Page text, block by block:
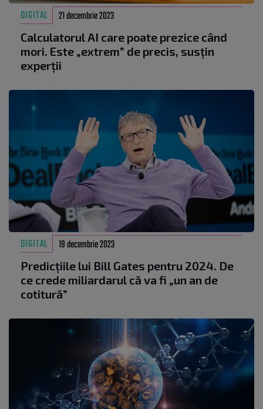
DIGITAL 21 decembrie 2023
Calculatorul AI care poate prezice când
mori. Este „extrem” de precis, susțin
experții
DIGITAL 19 decembrie 2023
Predicțiile lui Bill Gates pentru 2024. De
ce crede miliardarul că va fi „un an de
cotitură”